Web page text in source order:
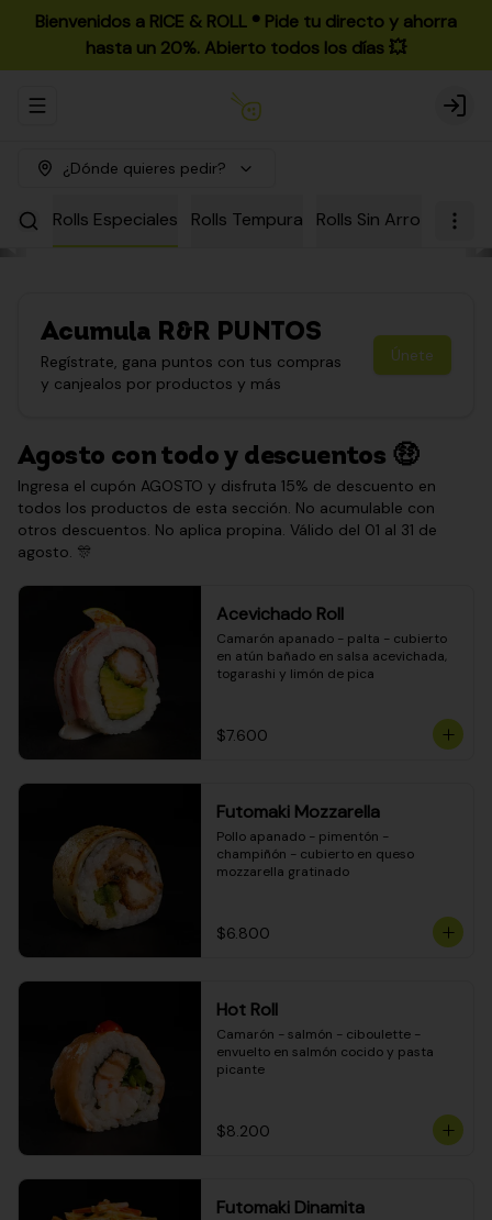
Bienvenidos a RICE & ROLL ®️ Pide tu directo y ahorra
hasta un 20%. Abierto todos los días 💥
Abrir menu de navegación Login
¿Dónde quieres pedir?
Rolls Especiales Rolls Tempura Rolls Sin Arroz Rolls
Acumula R&R PUNTOS
Regístrate, gana puntos con tus compras
y canjealos por productos y más
Únete
Agosto con todo y descuentos 🤑
Ingresa el cupón AGOSTO y disfruta 15% de descuento en
todos los productos de esta sección. No acumulable con
otros descuentos. No aplica propina. Válido del 01 al 31 de
agosto. 🎊
Acevichado Roll
Camarón apanado - palta - cubierto
en atún bañado en salsa acevichada,
togarashi y limón de pica
$7.600
Futomaki Mozzarella
Pollo apanado - pimentón -
champiñón - cubierto en queso
mozzarella gratinado
$6.800
Hot Roll
Camarón - salmón - ciboulette -
envuelto en salmón cocido y pasta
picante
$8.200
Futomaki Dinamita